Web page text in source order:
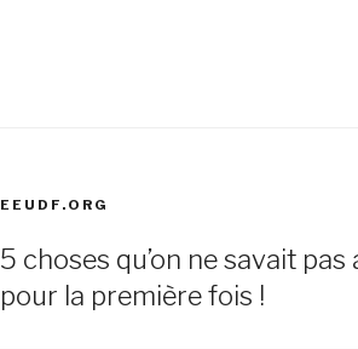
EEUDF.ORG
5 choses qu’on ne savait
pour la première fois !